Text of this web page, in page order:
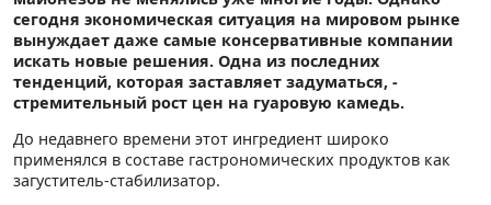
сегодня экономическая ситуация на мировом рынке
вынуждает даже самые консервативные компании
искать новые решения. Одна из последних
тенденций, которая заставляет задуматься, -
стремительный рост цен на гуаровую камедь.
До недавнего времени этот ингредиент широко
применялся в составе гастрономических продуктов как
загуститель-стабилизатор.